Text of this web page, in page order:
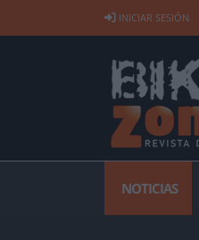
INICIAR SESIÓN
NOTICIAS